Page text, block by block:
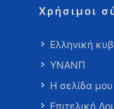
Χρήσιμοι
Ελληνική
ΥΝΑΝΠ
Η σελίδα
Επιτελική